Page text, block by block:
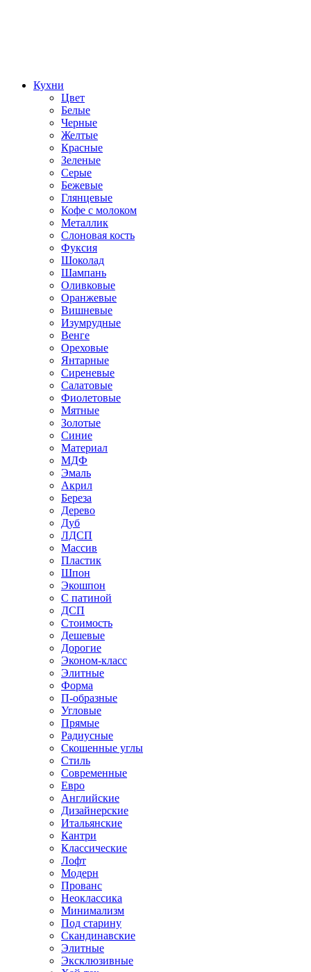
Кухни
Цвет
Белые
Черные
Желтые
Красные
Зеленые
Серые
Бежевые
Глянцевые
Кофе с молоком
Металлик
Слоновая кость
Фуксия
Шоколад
Шампань
Оливковые
Оранжевые
Вишневые
Изумрудные
Венге
Ореховые
Янтарные
Сиреневые
Салатовые
Фиолетовые
Мятные
Золотые
Синие
Материал
МДФ
Эмаль
Акрил
Береза
Дерево
Дуб
ЛДСП
Массив
Пластик
Шпон
Экошпон
С патиной
ДСП
Стоимость
Дешевые
Дорогие
Эконом-класс
Элитные
Форма
П-образные
Угловые
Прямые
Радиусные
Скошенные углы
Стиль
Современные
Евро
Английские
Дизайнерские
Итальянские
Кантри
Классические
Лофт
Модерн
Прованс
Неоклассика
Минимализм
Под старину
Скандинавские
Элитные
Эксклюзивные